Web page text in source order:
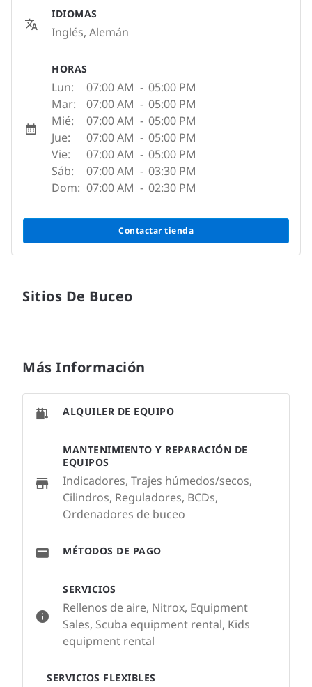
IDIOMAS
Inglés, Alemán
HORAS
Lun: 07:00 AM - 05:00 PM
Mar:
07:00 AM - 05:00 PM
Mié:
07:00 AM - 05:00 PM
Jue:
07:00 AM - 05:00 PM
Vie:
07:00 AM - 05:00 PM
Sáb:
07:00 AM - 03:30 PM
Dom: 07:00 AM - 02:30 PM
Contactar tienda
Sitios De Buceo
Más Información
SERVICIOS
Rellenos de aire, Nitrox, Equipment
Sales, Scuba equipment rental, Kids
equipment rental
SERVICIOS FLEXIBLES
ALQUILER DE EQUIPO
MANTENIMIENTO Y REPARACIÓN DE
EQUIPOS
Indicadores, Trajes húmedos/secos,
Cilindros, Reguladores, BCDs,
Ordenadores de buceo
MÉTODOS DE PAGO